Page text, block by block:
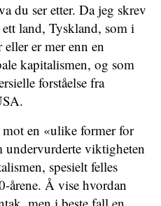
du ser etter. Da jeg skrev
land, Tyskland, som i
er mer enn en
kapitalismen, og som
forståelse fra
en «ulike former for
undervurderte viktigheten
spesielt felles
årene. Å vise hvordan